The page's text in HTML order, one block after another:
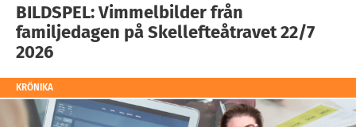
BILDSPEL: Vimmelbilder från
familjedagen på Skellefteåtravet 22/7
2026
KRÖNIKA